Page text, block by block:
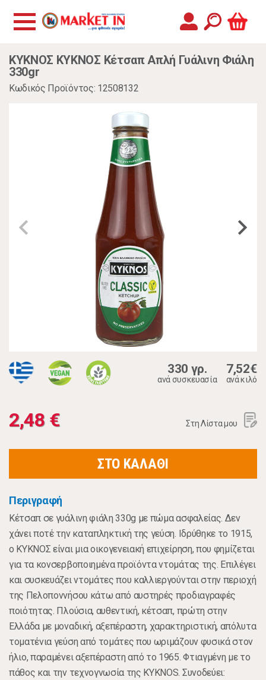
ΚΥΚΝΟΣ ΚΥΚΝΟΣ Κέτσαπ Απλή Γυάλινη Φιάλη
330gr
Κωδικός Προϊόντος: 12508132
330 γρ.
ανά συσκευασία
7,52€
ανά κιλό
2,48 € Στη Λίστα μου
ΣΤΟ ΚΑΛΑΘΙ
Περιγραφή
Κέτσαπ σε γυάλινη φιάλη 330g με πώμα ασφαλείας. Δεν
χάνει ποτέ την καταπληκτική της γεύση. Ιδρύθηκε το 1915,
ο ΚΥΚΝΟΣ είναι μια οικογενειακή επιχείρηση, που φημίζεται
για τα κονσερβοποιημένα προϊόντα ντομάτας της. Επιλέγει
και συσκευάζει ντομάτες που καλλιεργούνται στην περιοχή
της Πελοποννήσου κάτω από αυστηρές προδιαγραφές
ποιότητας. Πλούσια, αυθεντική, κέτσαπ, πρώτη στην
Ελλάδα με μοναδική, αξεπέραστη, χαρακτηριστική, απόλυτα
τοματένια γεύση από τομάτες που ωριμάζουν φυσικά στον
ήλιο, παραμένει αξεπέραστη από το 1965. Φτιαγμένη με το
πάθος και την τεχνογνωσία της KYKNOS. Συνοδεύει: